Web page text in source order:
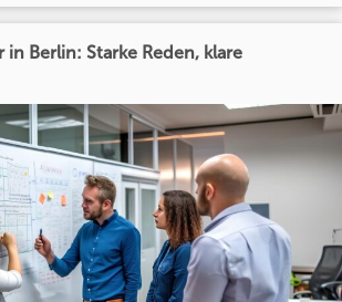
in Berlin: Starke Reden, klare